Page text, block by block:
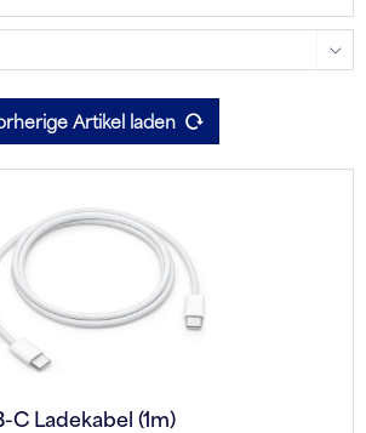
Artikel laden
C Ladekabel (1m)